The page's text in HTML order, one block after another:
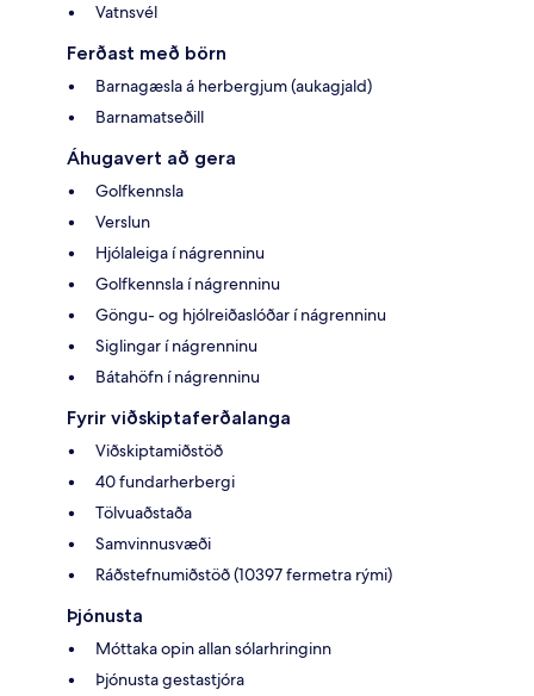
Vatnsvél
Ferðast með börn
Barnagæsla á herbergjum (aukagjald)
Barnamatseðill
Áhugavert að gera
Golfkennsla
Verslun
Hjólaleiga í nágrenninu
Golfkennsla í nágrenninu
Göngu- og hjólreiðaslóðar í nágrenninu
Siglingar í nágrenninu
Bátahöfn í nágrenninu
Fyrir viðskiptaferðalanga
Viðskiptamiðstöð
40 fundarherbergi
Tölvuaðstaða
Samvinnusvæði
Ráðstefnumiðstöð (10397 fermetra rými)
Þjónusta
Móttaka opin allan sólarhringinn
Þjónusta gestastjóra